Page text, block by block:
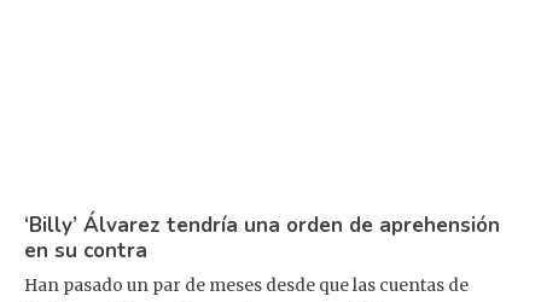
‘Billy’ Álvarez tendría una orden de aprehensión
en su contra
Han pasado un par de meses desde que las cuentas de